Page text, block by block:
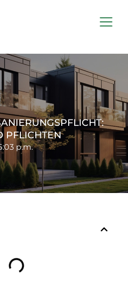
PFLICHTEN
p.m.